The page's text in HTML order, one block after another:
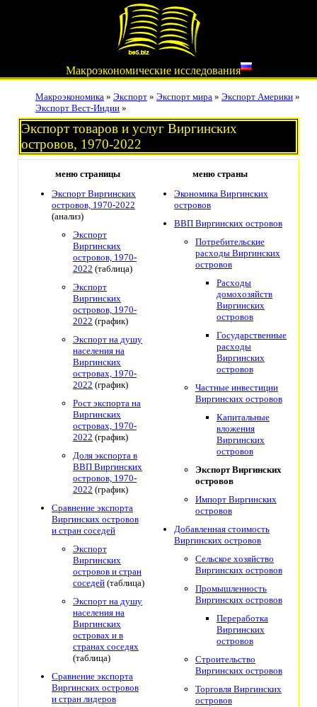
Макроэкономические исследования
Макроэкономика » Экспорт » Экспорт мира » Экспорт Америки »
Экспорт Вест-Индии »
Экспорт товаров и услуг Виргинских
островов, 1970-2022
меню страницы
меню страны
Экспорт Виргинских
островов, 1970-2022
(анализ)
Экспорт
Виргинских
островов, 1970-
2022 (таблица)
Экспорт
Виргинских
островов, 1970-
2022 (график)
Экспорт на душу
населения на
Виргинских
островах, 1970-
2022 (график)
Рост экспорта на
Виргинских
островах, 1970-
2022 (график)
Доля экспорта в
ВВП Виргинских
островов, 1970-
2022 (график)
Сравнение экспорта
Виргинских островов
и стран соседей
Экспорт
Виргинских
островов и стран
соседей (таблица)
Экспорт на душу
населения на
Виргинских
островах и в
странах соседях
(таблица)
Сравнение экспорта
Виргинских островов
и стран лидеров
Экономика Виргинских
островов
ВВП Виргинских островов
Потребительские
расходы Виргинских
островов
Расходы
домохозяйств
Виргинских
островов
Государственные
расходы
Виргинских
островов
Частные инвестиции
Виргинских островов
Капитальные
вложения
Виргинских
островов
Экспорт Виргинских
островов
Импорт Виргинских
островов
Добавленная стоимость
Виргинских островов
Сельское хозяйство
Виргинских островов
Промышленность
Виргинских островов
Переработка
Виргинских
островов
Строительство
Виргинских островов
Торговля Виргинских
островов